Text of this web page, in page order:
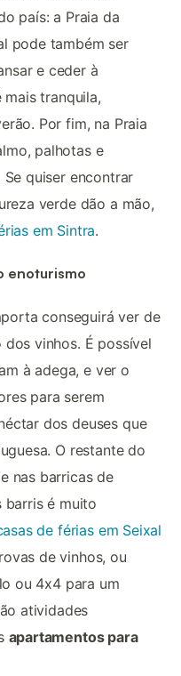
país: a Praia da
pode também ser
e ceder à
tranquila,
Por fim, na Praia
palhotas e
quiser encontrar
verde dão a mão,
em Sintra.
enoturismo
conseguirá ver de
vinhos. É possível
à adega, e ver o
para serem
dos deuses que
O restante do
nas barricas de
barris é muito
de férias em Seixal
de vinhos, ou
ou 4x4 para um
atividades
apartamentos para